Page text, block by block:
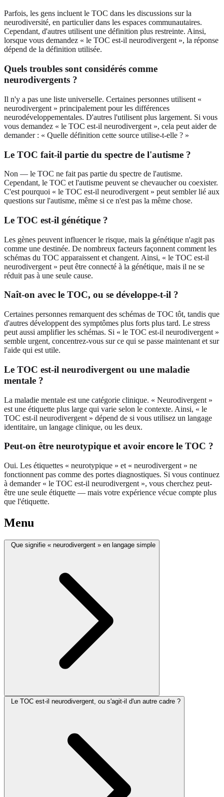
Parfois, les gens incluent le TOC dans les discussions sur la
neurodiversité, en particulier dans les espaces communautaires.
Cependant, d'autres utilisent une définition plus restreinte. Ainsi,
lorsque vous demandez « le TOC est-il neurodivergent », la réponse
dépend de la définition utilisée.
Quels troubles sont considérés comme
neurodivergents ?
Il n'y a pas une liste universelle. Certaines personnes utilisent «
neurodivergent » principalement pour les différences
neurodéveloppementales. D'autres l'utilisent plus largement. Si vous
vous demandez « le TOC est-il neurodivergent », cela peut aider de
demander : « Quelle définition cette source utilise-t-elle ? »
Le TOC fait-il partie du spectre de l'autisme ?
Non — le TOC ne fait pas partie du spectre de l'autisme.
Cependant, le TOC et l'autisme peuvent se chevaucher ou coexister.
C'est pourquoi « le TOC est-il neurodivergent » peut sembler lié aux
questions sur l'autisme, même si ce n'est pas la même chose.
Le TOC est-il génétique ?
Les gènes peuvent influencer le risque, mais la génétique n'agit pas
comme une destinée. De nombreux facteurs façonnent comment les
schémas du TOC apparaissent et changent. Ainsi, « le TOC est-il
neurodivergent » peut être connecté à la génétique, mais il ne se
réduit pas à une seule cause.
Naît-on avec le TOC, ou se développe-t-il ?
Certaines personnes remarquent des schémas de TOC tôt, tandis que
d'autres développent des symptômes plus forts plus tard. Le stress
peut aussi amplifier les schémas. Si « le TOC est-il neurodivergent »
semble urgent, concentrez-vous sur ce qui se passe maintenant et sur
l'aide qui est utile.
Le TOC est-il neurodivergent ou une maladie
mentale ?
La maladie mentale est une catégorie clinique. « Neurodivergent »
est une étiquette plus large qui varie selon le contexte. Ainsi, « le
TOC est-il neurodivergent » dépend de si vous utilisez un langage
identitaire, un langage clinique, ou les deux.
Peut-on être neurotypique et avoir encore le TOC ?
Oui. Les étiquettes « neurotypique » et « neurodivergent » ne
fonctionnent pas comme des portes diagnostiques. Si vous continuez
à demander « le TOC est-il neurodivergent », vous cherchez peut-
être une seule étiquette — mais votre expérience vécue compte plus
que l'étiquette.
Menu
Que signifie « neurodivergent » en langage simple
Le TOC est-il neurodivergent, ou s'agit-il d'un autre cadre ?